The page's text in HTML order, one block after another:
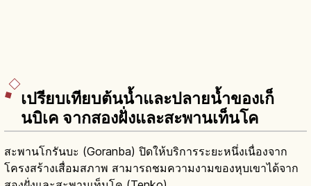
เปรียบเทียบต้นน้ำและปลายน้ำของเก็
นบิเค จากสองฝั่งและสะพานเท็นโค
สะพานโกรันบะ (Goranba) ปิดให้บริการระยะหนึ่งเนื่องจาก
โครงสร้างเสื่อมสภาพ สามารถชมความงามของหุบเขาได้จาก